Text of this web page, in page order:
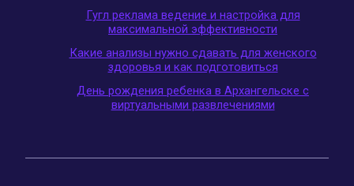
Гугл реклама ведение и настройка для
максимальной эффективности
Какие анализы нужно сдавать для женского
здоровья и как подготовиться
День рождения ребенка в Архангельске с
виртуальными развлечениями